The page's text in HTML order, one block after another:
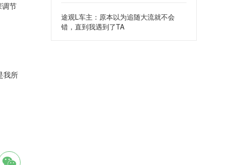
调节
我所
途观L车主：原本以为追随大流就不会
错，直到我遇到了TA